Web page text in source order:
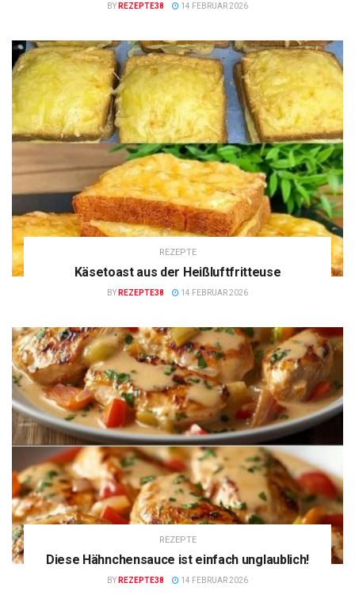
BY REZEPTE38 14 FEBRUAR 2026
REZEPTE
Käsetoast aus der Heißluftfritteuse
BY REZEPTE38 14 FEBRUAR 2026
REZEPTE
Diese Hähnchensauce ist einfach unglaublich!
BY REZEPTE38 14 FEBRUAR 2026